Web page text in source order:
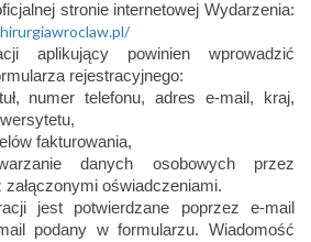
stronie internetowej Wydarzenia:
aplikujący powinien wprowadzić
rejestracyjnego:
numer telefonu, adres e-mail, kraj,
fakturowania,
danych osobowych przez
oświadczeniami.
jest potwierdzane poprzez e-mail
podany w formularzu. Wiadomość